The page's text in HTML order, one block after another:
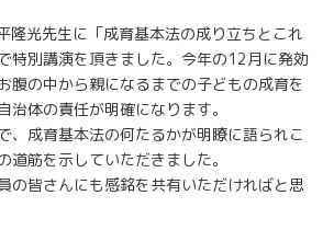
隆光先生に「成育基本法の成り立ちとこれ
特別講演を頂きました。今年の12月に発効
腹の中から親になるまでの子どもの成育を
治体の責任が明確になります。
、成育基本法の何たるかが明瞭に語られこ
道筋を示していただきました。
の皆さんにも感銘を共有いただければと思